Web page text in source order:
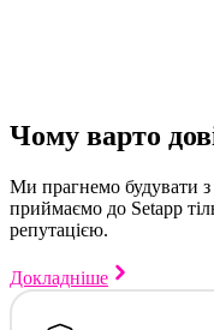
Чому варто
Ми прагнемо будувати
приймаємо до Setapp
репутацією.
Докладніше